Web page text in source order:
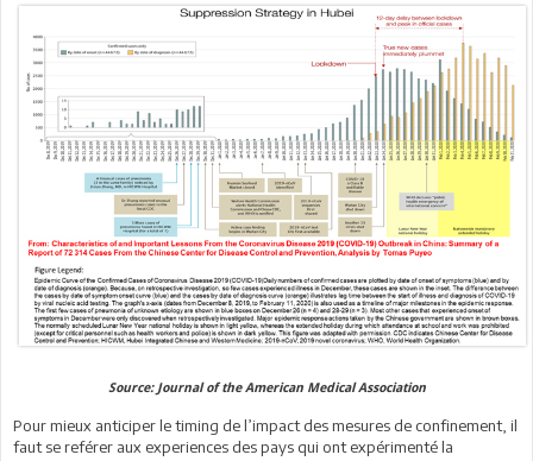
Source: Journal of the American Medical Association
Pour mieux anticiper le timing de l’impact des mesures de confinement, il
faut se reférer aux experiences des pays qui ont expérimenté la